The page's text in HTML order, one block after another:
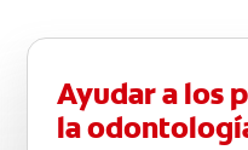
Ayudar a los
la